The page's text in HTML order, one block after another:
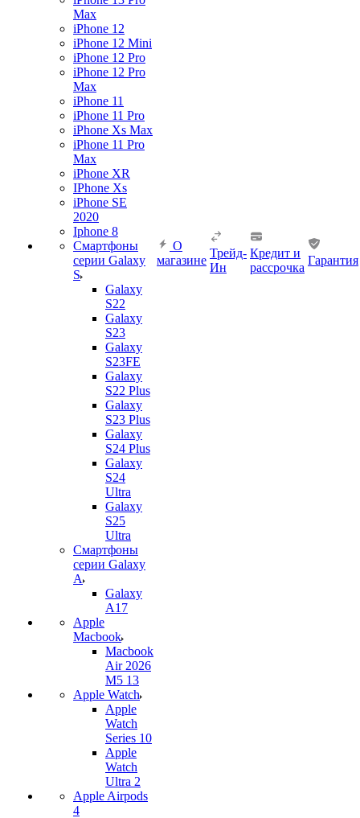
Max
iPhone 12
iPhone 12 Mini
iPhone 12 Pro
iPhone 12 Pro
Max
iPhone 11
iPhone 11 Pro
iPhone Xs Max
iPhone 11 Pro
Max
iPhone XR
IPhone Xs
iPhone SE
2020
Iphone 8
Смартфоны
серии Galaxy
S
Galaxy
S22
Galaxy
S23
Galaxy
S23FE
Galaxy
S22 Plus
Galaxy
S23 Plus
Galaxy
S24 Plus
Galaxy
S24
Ultra
Galaxy
S25
Ultra
Смартфоны
серии Galaxy
A
Galaxy
A17
Apple
Macbook
Macbook
Air 2026
M5 13
Apple Watch
Apple
Watch
Series 10
Apple
Watch
Ultra 2
Apple Airpods
4
О
магазине
Трейд-
Ин
Кредит и
рассрочка
Гарантия